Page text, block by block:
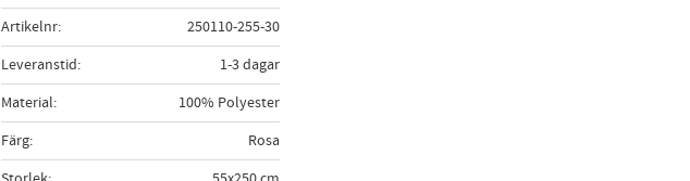
Artikelnr
250110-255-30
Leveranstid
1-3 dagar
Material
100% Polyester
Färg
Rosa